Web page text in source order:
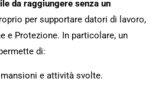
da raggiungere senza un
per supportare datori di lavoro,
e Protezione. In particolare, un
di:
e attività svolte.